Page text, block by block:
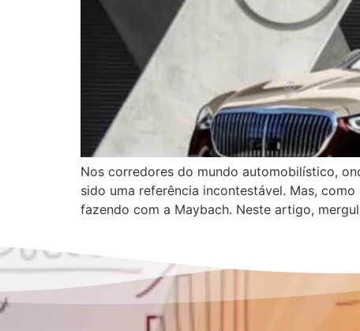
Nos corredores do mundo automobilístico,
sido uma referência incontestável. Mas,
fazendo com a Maybach. Neste artigo,